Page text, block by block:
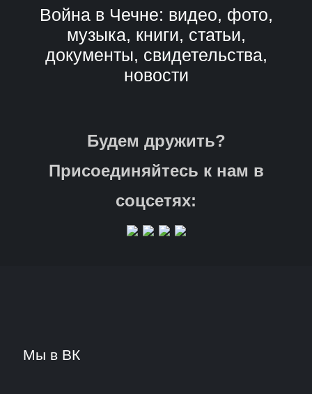
Война в Чечне: видео, фото,
музыка, книги, статьи,
документы, свидетельства,
новости
Будем дружить?
Присоединяйтесь к нам в
соцсетях:
Мы в ВК